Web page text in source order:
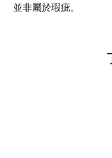
並非屬於瑕疵。